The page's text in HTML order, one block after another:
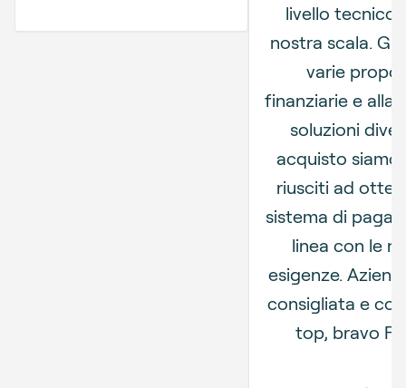
livello tecnico
nostra scala.
varie
finanziarie e alla
soluzioni
acquisto siamo
riusciti ad
sistema di
linea con le
esigenze.
consigliata e
top, bravo